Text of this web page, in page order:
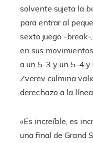
solvente sujeta la
para entrar al
sexto juego -
en sus
a un 5-3 y un 5-4
Zverev culmina
derechazo a la
«Es increíble, es
una final de Grand